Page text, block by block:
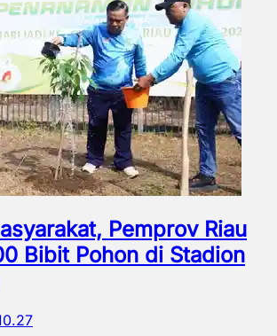
Pemprov Riau
Bibit Pohon di Stadion